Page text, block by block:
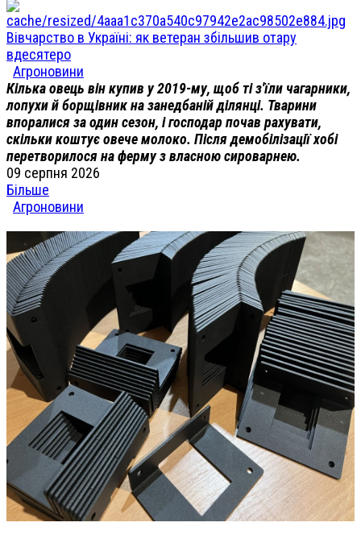
Вівчарство в Україні: як ветеран збільшив отару
вдесятеро
Агроновини
Кілька овець він купив у 2019-му, щоб ті з'їли чагарники,
лопухи й борщівник на занедбаній ділянці. Тварини
впоралися за один сезон, і господар почав рахувати,
скільки коштує овече молоко. Після демобілізації хобі
перетворилося на ферму з власною сироварнею.
09 серпня 2026
Більше
Агроновини